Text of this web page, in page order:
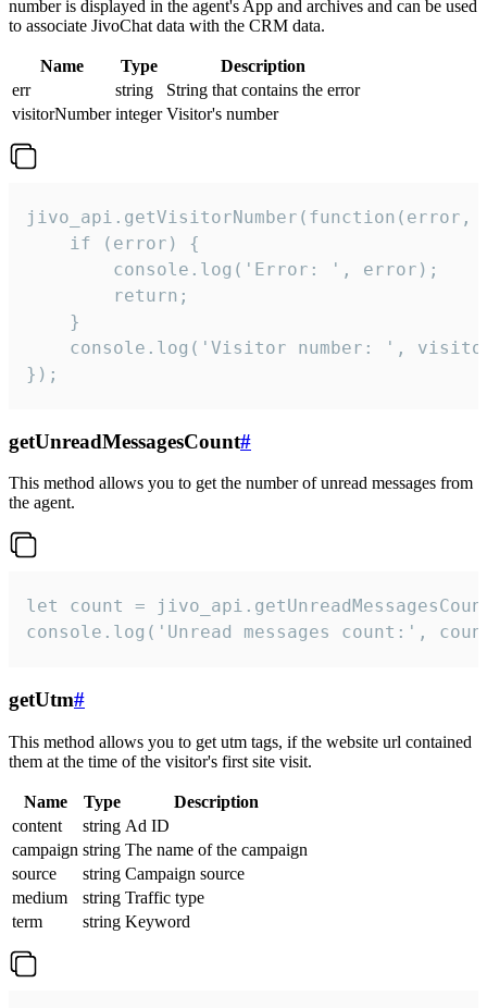
number is displayed in the agent's App and archives and can be used
to associate JivoChat data with the CRM data.
Name Type
Description
err
string
String that contains the error
visitorNumber integer Visitor's number
jivo_api.getVisitorNumber(function(error,
    if (error) {
        console.log('Error: ', error);
        return;
    }
console.log('Visitor number: ',
});
getUnreadMessagesCount#
This method allows you to get the number of unread messages from
the agent.
let count =
console.log('Unread messages count:',
getUtm#
This method allows you to get utm tags, if the website url contained
them at the time of the visitor's first site visit.
Name Type
Description
content
string Ad ID
campaign string The name of the campaign
source
string Campaign source
medium
string Traffic type
term
string Keyword